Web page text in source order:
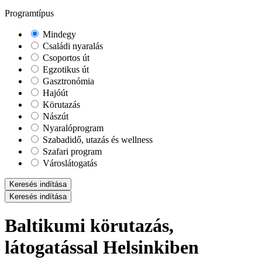
Programtípus
Mindegy
Családi nyaralás
Csoportos út
Egzotikus út
Gasztronómia
Hajóút
Körutazás
Nászút
Nyaralóprogram
Szabadidő, utazás és wellness
Szafari program
Városlátogatás
Keresés indítása
Keresés indítása
Baltikumi körutazás,
látogatással Helsinkiben